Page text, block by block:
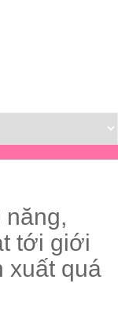
tới giới
xuất quá